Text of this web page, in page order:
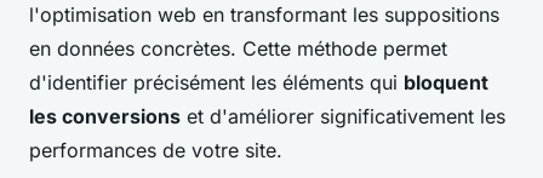
l'optimisation web en transformant les suppositions
en données concrètes. Cette méthode permet
d'identifier précisément les éléments qui bloquent
les conversions et d'améliorer significativement les
performances de votre site.